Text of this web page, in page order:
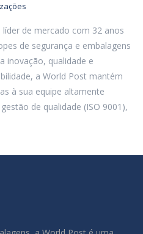
de mercado com 32 anos
de segurança e embalagens
inovação, qualidade e
a World Post mantém
à sua equipe altamente
de qualidade (ISO 9001),